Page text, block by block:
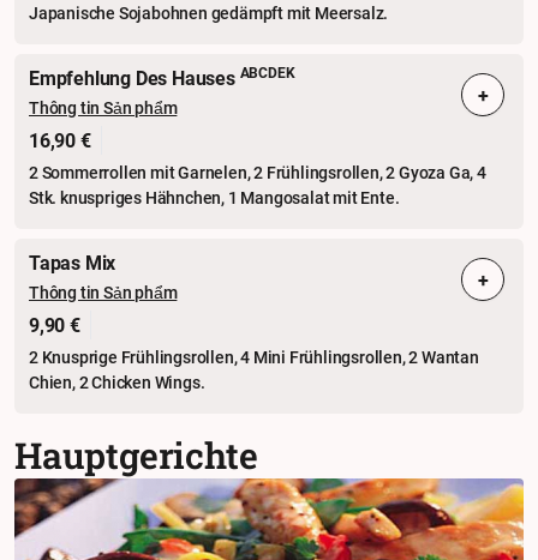
Japanische Sojabohnen gedämpft mit Meersalz.
Empfehlung Des Hauses ABCDEK
Thông tin Sản phẩm
16,90 €
2 Sommerrollen mit Garnelen, 2 Frühlingsrollen, 2 Gyoza Ga, 4
Stk. knuspriges Hähnchen, 1 Mangosalat mit Ente.
+
Tapas Mix
Thông tin Sản phẩm
9,90 €
2 Knusprige Frühlingsrollen, 4 Mini Frühlingsrollen, 2 Wantan
Chien, 2 Chicken Wings.
+
Hauptgerichte